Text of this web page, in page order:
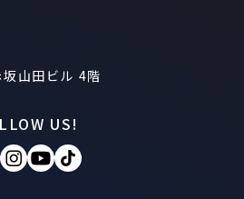
山田ビル 4階
US!